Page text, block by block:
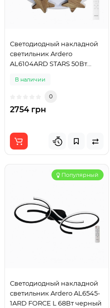
Светодиодный накладной
светильник Ardero
AL6104ARD STARS 50Вт
В наличии
0
2754 грн
Популярный
Светодиодный накладной
светильник Ardero AL6545-
1ARD FORCE L 68Вт черный